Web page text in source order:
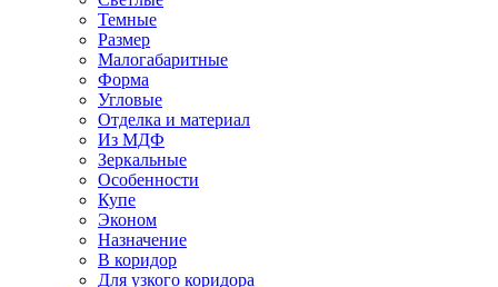
Темные
Размер
Малогабаритные
Форма
Угловые
Отделка и материал
Из МДФ
Зеркальные
Особенности
Купе
Эконом
Назначение
В коридор
Для узкого коридора